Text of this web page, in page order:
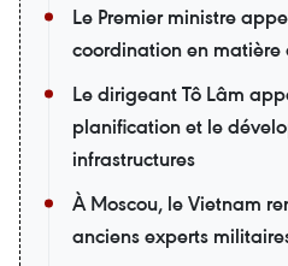
Le Premier ministre
coordination en matière
Le dirigeant Tô Lâm
planification et le
infrastructures
À Moscou, le Vietnam
anciens experts